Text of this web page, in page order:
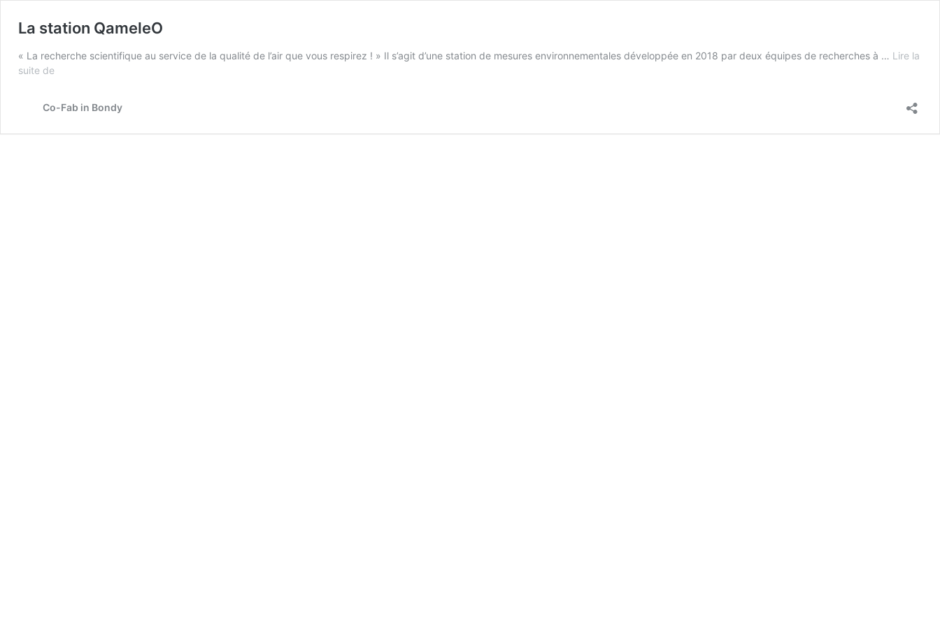
La station QameleO
« La recherche scientifique au service de la qualité de l’air que vous respirez ! » Il s’agit d’une station de mesures environnementales développée en 2018 par deux équipes de recherches à … Lire la
suite deLa
Co-Fab in Bondy